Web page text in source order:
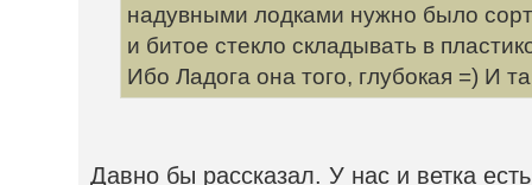
надувными лодками нужно было
и битое стекло складывать в
Ибо Ладога она того, глубокая =) И
Давно бы рассказал. У нас и ветка